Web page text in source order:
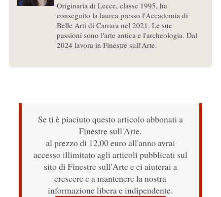
Originaria di Lecce, classe 1995, ha
conseguito la laurea presso l'Accademia di
Belle Arti di Carrara nel 2021. Le sue
passioni sono l'arte antica e l'archeologia. Dal
2024 lavora in Finestre sull'Arte.
Se ti è piaciuto questo articolo abbonati a
Finestre sull'Arte.
al prezzo di 12,00 euro all'anno avrai
accesso illimitato agli articoli pubblicati sul
sito di Finestre sull'Arte e ci aiuterai a
crescere e a mantenere la nostra
informazione libera e indipendente.